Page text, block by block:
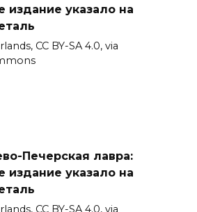
издание указало на
CC BY-SA 4.0, via
Печерская лавра:
издание указало на
CC BY-SA 4.0, via